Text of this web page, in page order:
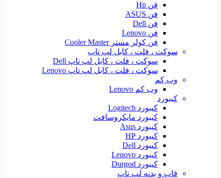
فن Hp
فن ASUS
فن Dell
فن Lenovo
فن کولر مستر Cooler Master
سوکت ، فلت ، کابل لپ تاپ
سوکت ، فلت ، کابل لپ تاپ Dell
سوکت ، فلت ، کابل لپ تاپ Lenovo
وب کم
وب کم Lenovo
کیبورد
کیبورد Logitech
کیبورد مایکروسافت
کیبورد Asus
کیبورد HP
کیبورد Dell
کیبورد Lenovo
کیبورد Durgod
قاب و بدنه لپ تاپ